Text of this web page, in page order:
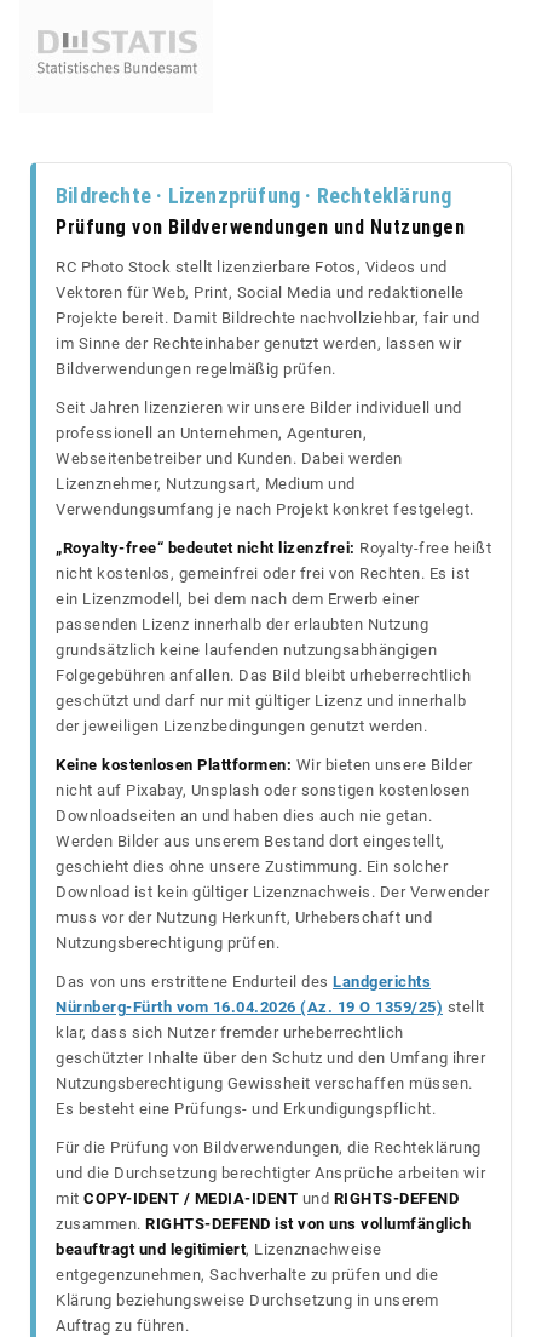
Bildrechte · Lizenzprüfung · Rechteklärung
Prüfung von Bildverwendungen und Nutzungen
RC Photo Stock stellt lizenzierbare Fotos, Videos und
Vektoren für Web, Print, Social Media und redaktionelle
Projekte bereit. Damit Bildrechte nachvollziehbar, fair und
im Sinne der Rechteinhaber genutzt werden, lassen wir
Bildverwendungen regelmäßig prüfen.
Seit Jahren lizenzieren wir unsere Bilder individuell und
professionell an Unternehmen, Agenturen,
Webseitenbetreiber und Kunden. Dabei werden
Lizenznehmer, Nutzungsart, Medium und
Verwendungsumfang je nach Projekt konkret festgelegt.
„Royalty-free“ bedeutet nicht lizenzfrei: Royalty-free heißt
nicht kostenlos, gemeinfrei oder frei von Rechten. Es ist
ein Lizenzmodell, bei dem nach dem Erwerb einer
passenden Lizenz innerhalb der erlaubten Nutzung
grundsätzlich keine laufenden nutzungsabhängigen
Folgegebühren anfallen. Das Bild bleibt urheberrechtlich
geschützt und darf nur mit gültiger Lizenz und innerhalb
der jeweiligen Lizenzbedingungen genutzt werden.
Keine kostenlosen Plattformen: Wir bieten unsere Bilder
nicht auf Pixabay, Unsplash oder sonstigen kostenlosen
Downloadseiten an und haben dies auch nie getan.
Werden Bilder aus unserem Bestand dort eingestellt,
geschieht dies ohne unsere Zustimmung. Ein solcher
Download ist kein gültiger Lizenznachweis. Der Verwender
muss vor der Nutzung Herkunft, Urheberschaft und
Nutzungsberechtigung prüfen.
Das von uns erstrittene Endurteil des Landgerichts
Nürnberg-Fürth vom 16.04.2026 (Az. 19 O 1359/25) stellt
klar, dass sich Nutzer fremder urheberrechtlich
geschützter Inhalte über den Schutz und den Umfang ihrer
Nutzungsberechtigung Gewissheit verschaffen müssen.
Es besteht eine Prüfungs- und Erkundigungspflicht.
Für die Prüfung von Bildverwendungen, die Rechteklärung
und die Durchsetzung berechtigter Ansprüche arbeiten wir
mit COPY-IDENT / MEDIA-IDENT und RIGHTS-DEFEND
zusammen. RIGHTS-DEFEND ist von uns vollumfänglich
beauftragt und legitimiert, Lizenznachweise
entgegenzunehmen, Sachverhalte zu prüfen und die
Klärung beziehungsweise Durchsetzung in unserem
Auftrag zu führen.